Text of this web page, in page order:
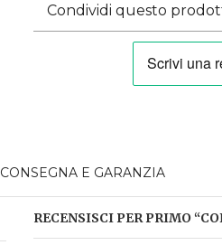
Condividi questo
CONSEGNA E GARANZIA
RECENSISCI PER PRIMO